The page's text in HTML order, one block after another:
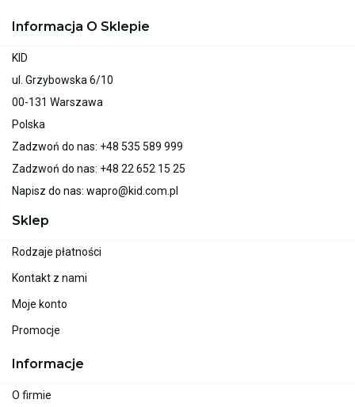
Informacja O Sklepie
KID
ul. Grzybowska 6/10
00-131 Warszawa
Polska
Zadzwoń do nas: +48 535 589 999
Zadzwoń do nas: +48 22 652 15 25
Napisz do nas: wapro@kid.com.pl
Sklep
Rodzaje płatności
Kontakt z nami
Moje konto
Promocje
Informacje
O firmie